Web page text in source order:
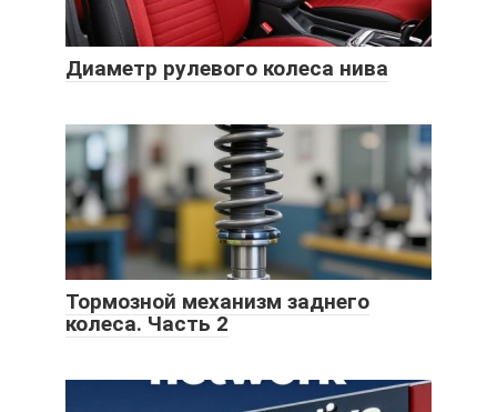
Диаметр рулевого колеса нива
Тормозной механизм заднего
колеса. Часть 2